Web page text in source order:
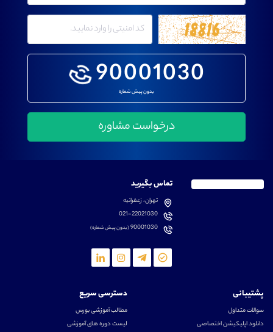
90001030
بدون پیش شماره
تماس بگیرید
تهران، زعفرانیه
021-22021030
90001030(بدون پیش شماره)
پشتیبانی
سوالات متداول
دانلود اپلیکیشن اختصاصی
دسترسی سریع
مطالب آموزشی بورس
لیست دوره های آموزشی